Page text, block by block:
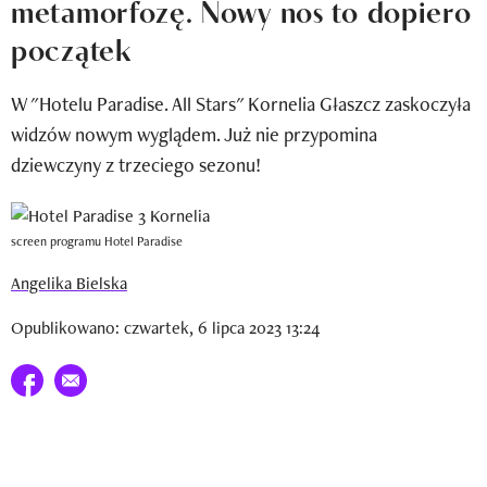
Newsletter
Wizaz Summer Influ School
Mój profil / Zarejestruj się
metamorfozę. Nowy nos to dopiero
początek
W "Hotelu Paradise. All Stars" Kornelia Głaszcz zaskoczyła
widzów nowym wyglądem. Już nie przypomina
dziewczyny z trzeciego sezonu!
screen programu Hotel Paradise
Angelika Bielska
Opublikowano: czwartek, 6 lipca 2023 13:24
Udostępnij na facebook
E-mail do przyjaciela